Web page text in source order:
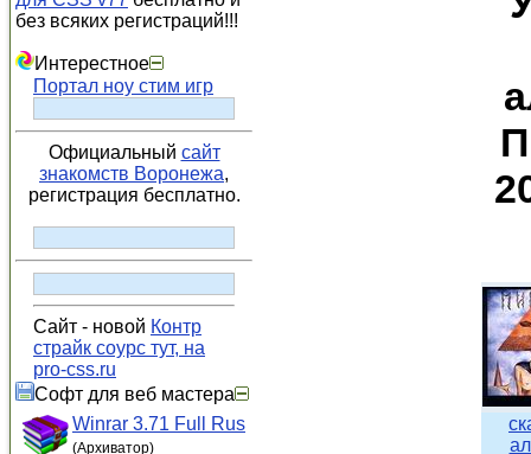
без всяких регистраций!!!
Интерестное
Портал ноу стим игр
Официальный сайт
знакомств Воронежа,
регистрация бесплатно.
Сайт - новой Контр
страйк соурс тут, на
pro-css.ru
Софт для веб мастера
Winrar 3.71 Full Rus
(Архиватор)